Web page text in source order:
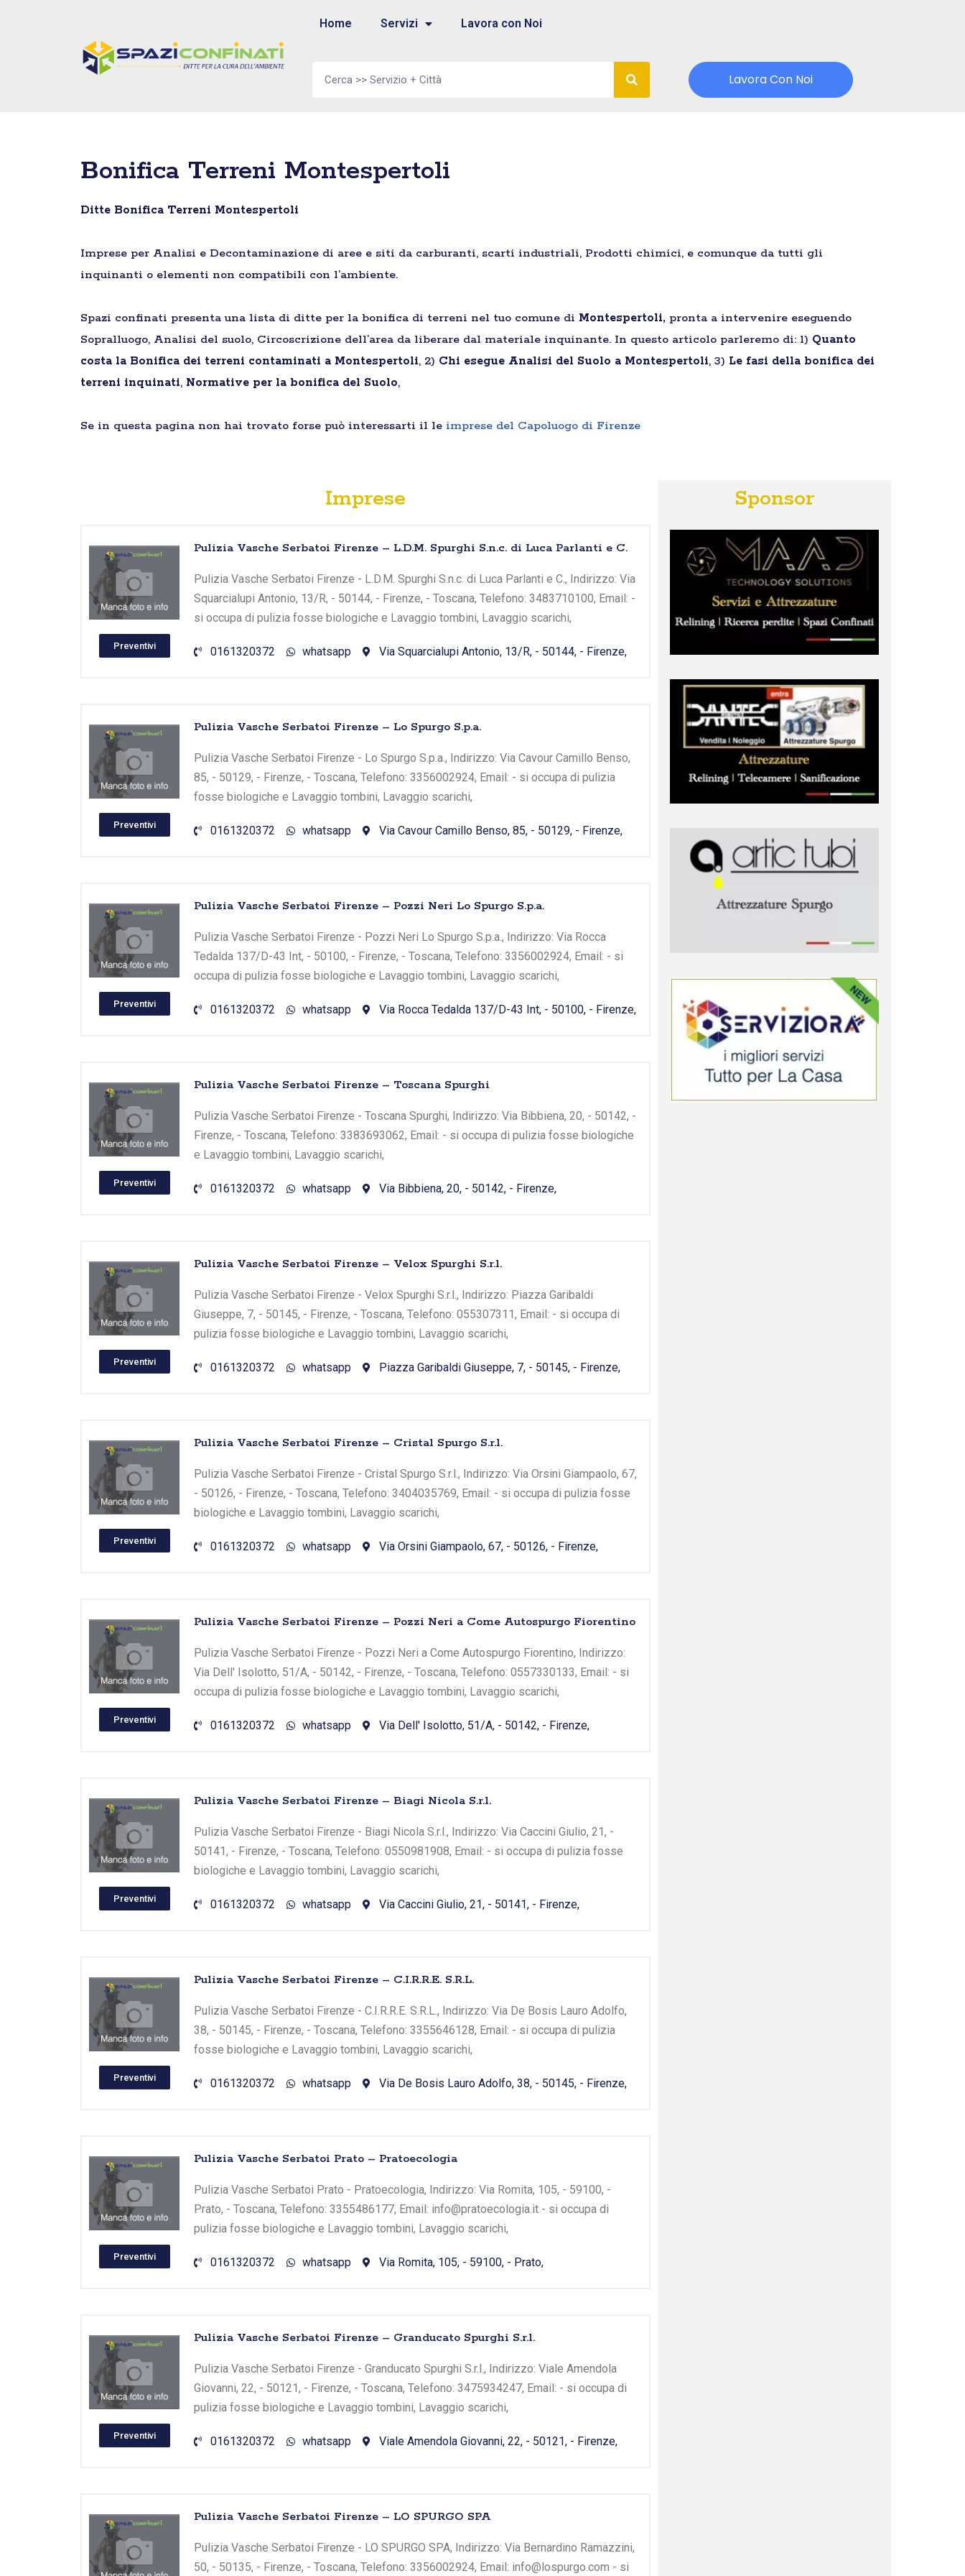
Home Servizi Lavora con Noi
Lavora Con Noi
Bonifica Terreni Montespertoli
Ditte Bonifica Terreni Montespertoli
Imprese per Analisi e Decontaminazione di aree e siti da carburanti, scarti industriali, Prodotti chimici, e comunque da tutti gli
inquinanti o elementi non compatibili con l’ambiente.
Spazi confinati presenta una lista di ditte per la bonifica di terreni nel tuo comune di Montespertoli, pronta a intervenire eseguendo
Sopralluogo, Analisi del suolo, Circoscrizione dell’area da liberare dal materiale inquinante. In questo articolo parleremo di: 1) Quanto
costa la Bonifica dei terreni contaminati a Montespertoli, 2) Chi esegue Analisi del Suolo a Montespertoli, 3) Le fasi della bonifica dei
terreni inquinati, Normative per la bonifica del Suolo,
Se in questa pagina non hai trovato forse può interessarti il le imprese del Capoluogo di Firenze
Imprese
Preventivi
Pulizia Vasche Serbatoi Firenze – L.D.M. Spurghi S.n.c. di Luca Parlanti e C.
Pulizia Vasche Serbatoi Firenze - L.D.M. Spurghi S.n.c. di Luca Parlanti e C., Indirizzo: Via
Squarcialupi Antonio, 13/R, - 50144, - Firenze, - Toscana, Telefono: 3483710100, Email: -
si occupa di pulizia fosse biologiche e Lavaggio tombini, Lavaggio scarichi,
0161320372 whatsapp Via Squarcialupi Antonio, 13/R, - 50144, - Firenze,
Preventivi
Pulizia Vasche Serbatoi Firenze – Lo Spurgo S.p.a.
Pulizia Vasche Serbatoi Firenze - Lo Spurgo S.p.a., Indirizzo: Via Cavour Camillo Benso,
85, - 50129, - Firenze, - Toscana, Telefono: 3356002924, Email: - si occupa di pulizia
fosse biologiche e Lavaggio tombini, Lavaggio scarichi,
0161320372 whatsapp Via Cavour Camillo Benso, 85, - 50129, - Firenze,
Preventivi
Pulizia Vasche Serbatoi Firenze – Pozzi Neri Lo Spurgo S.p.a.
Pulizia Vasche Serbatoi Firenze - Pozzi Neri Lo Spurgo S.p.a., Indirizzo: Via Rocca
Tedalda 137/D-43 Int, - 50100, - Firenze, - Toscana, Telefono: 3356002924, Email: - si
occupa di pulizia fosse biologiche e Lavaggio tombini, Lavaggio scarichi,
0161320372 whatsapp Via Rocca Tedalda 137/D-43 Int, - 50100, - Firenze,
Preventivi
Pulizia Vasche Serbatoi Firenze – Toscana Spurghi
Pulizia Vasche Serbatoi Firenze - Toscana Spurghi, Indirizzo: Via Bibbiena, 20, - 50142, -
Firenze, - Toscana, Telefono: 3383693062, Email: - si occupa di pulizia fosse biologiche
e Lavaggio tombini, Lavaggio scarichi,
0161320372 whatsapp Via Bibbiena, 20, - 50142, - Firenze,
Preventivi
Pulizia Vasche Serbatoi Firenze – Velox Spurghi S.r.l.
Pulizia Vasche Serbatoi Firenze - Velox Spurghi S.r.l., Indirizzo: Piazza Garibaldi
Giuseppe, 7, - 50145, - Firenze, - Toscana, Telefono: 055307311, Email: - si occupa di
pulizia fosse biologiche e Lavaggio tombini, Lavaggio scarichi,
0161320372 whatsapp Piazza Garibaldi Giuseppe, 7, - 50145, - Firenze,
Preventivi
Pulizia Vasche Serbatoi Firenze – Cristal Spurgo S.r.l.
Pulizia Vasche Serbatoi Firenze - Cristal Spurgo S.r.l., Indirizzo: Via Orsini Giampaolo, 67,
- 50126, - Firenze, - Toscana, Telefono: 3404035769, Email: - si occupa di pulizia fosse
biologiche e Lavaggio tombini, Lavaggio scarichi,
0161320372 whatsapp Via Orsini Giampaolo, 67, - 50126, - Firenze,
Preventivi
Pulizia Vasche Serbatoi Firenze – Pozzi Neri a Come Autospurgo Fiorentino
Pulizia Vasche Serbatoi Firenze - Pozzi Neri a Come Autospurgo Fiorentino, Indirizzo:
Via Dell' Isolotto, 51/A, - 50142, - Firenze, - Toscana, Telefono: 0557330133, Email: - si
occupa di pulizia fosse biologiche e Lavaggio tombini, Lavaggio scarichi,
0161320372 whatsapp Via Dell' Isolotto, 51/A, - 50142, - Firenze,
Preventivi
Pulizia Vasche Serbatoi Firenze – Biagi Nicola S.r.l.
Pulizia Vasche Serbatoi Firenze - Biagi Nicola S.r.l., Indirizzo: Via Caccini Giulio, 21, -
50141, - Firenze, - Toscana, Telefono: 0550981908, Email: - si occupa di pulizia fosse
biologiche e Lavaggio tombini, Lavaggio scarichi,
0161320372 whatsapp Via Caccini Giulio, 21, - 50141, - Firenze,
Preventivi
Pulizia Vasche Serbatoi Firenze – C.I.R.R.E. S.R.L.
Pulizia Vasche Serbatoi Firenze - C.I.R.R.E. S.R.L., Indirizzo: Via De Bosis Lauro Adolfo,
38, - 50145, - Firenze, - Toscana, Telefono: 3355646128, Email: - si occupa di pulizia
fosse biologiche e Lavaggio tombini, Lavaggio scarichi,
0161320372 whatsapp Via De Bosis Lauro Adolfo, 38, - 50145, - Firenze,
Preventivi
Pulizia Vasche Serbatoi Prato – Pratoecologia
Pulizia Vasche Serbatoi Prato - Pratoecologia, Indirizzo: Via Romita, 105, - 59100, -
Prato, - Toscana, Telefono: 3355486177, Email: info@pratoecologia.it - si occupa di
pulizia fosse biologiche e Lavaggio tombini, Lavaggio scarichi,
0161320372 whatsapp Via Romita, 105, - 59100, - Prato,
Preventivi
Pulizia Vasche Serbatoi Firenze – Granducato Spurghi S.r.l.
Pulizia Vasche Serbatoi Firenze - Granducato Spurghi S.r.l., Indirizzo: Viale Amendola
Giovanni, 22, - 50121, - Firenze, - Toscana, Telefono: 3475934247, Email: - si occupa di
pulizia fosse biologiche e Lavaggio tombini, Lavaggio scarichi,
0161320372 whatsapp Viale Amendola Giovanni, 22, - 50121, - Firenze,
Pulizia Vasche Serbatoi Firenze – LO SPURGO SPA
Pulizia Vasche Serbatoi Firenze - LO SPURGO SPA, Indirizzo: Via Bernardino Ramazzini,
50, - 50135, - Firenze, - Toscana, Telefono: 3356002924, Email: info@lospurgo.com - si
Sponsor